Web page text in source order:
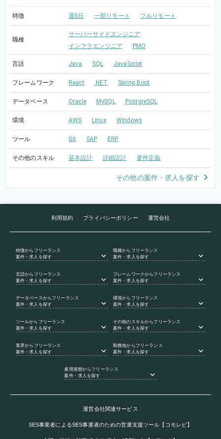
特徴 週5日 一部リモート フルリモート
職種
サーバーサイドエンジニア
インフラエンジニア
PMO
言語 Java SQL JavaScript
フレームワーク React .NET Spring Boot
データベース Oracle MySQL PostgreSQL
環境 AWS Linux Windows
ツール Git SAP ERP
その他のスキル 基本設計 詳細設計 要件定義
その他の案件・求人を探す
利用規約 プライバシーポリシー 運営会社
特徴からフリーランス
案件・求人を探す
職種からフリーランス
案件・求人を探す
言語からフリーランス
案件・求人を探す
フレームワークからフリーランス
案件・求人を探す
データベース からフリーランス
案件・求人を探す
環境からフリーランス
案件・求人を探す
ツールからフリーランス
案件・求人を探す
その他のスキルからフリーランス
案件・求人を探す
業界からフリーランス
案件・求人を探す
勤務地からフリーランス
案件・求人を探す
雇用形態からフリーランス
案件・求人を探す
運営会社関連サービス
SES事業者によるSES事業者のための営業支援ツール【コモレビ】